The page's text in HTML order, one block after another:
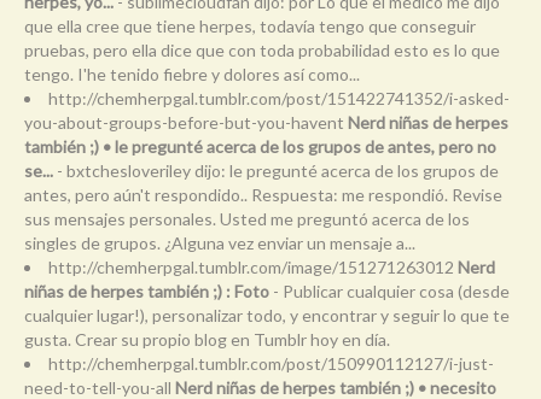
que ella cree que tiene herpes, todavía tengo que conseguir
pruebas, pero ella dice que con toda probabilidad esto es lo que
tengo. I'he tenido fiebre y dolores así como...
http://chemherpgal.tumblr.com/post/151422741352/i-asked-
you-about-groups-before-but-you-havent Nerd niñas de herpes
también ;) • le pregunté acerca de los grupos de antes, pero no
se... - bxtchesloveriley dijo: le pregunté acerca de los grupos de
antes, pero aún't respondido.. Respuesta: me respondió. Revise
sus mensajes personales. Usted me preguntó acerca de los
singles de grupos. ¿Alguna vez enviar un mensaje a...
http://chemherpgal.tumblr.com/image/151271263012 Nerd
niñas de herpes también ;) : Foto - Publicar cualquier cosa (desde
cualquier lugar!), personalizar todo, y encontrar y seguir lo que te
gusta. Crear su propio blog en Tumblr hoy en día.
http://chemherpgal.tumblr.com/post/150990112127/i-just-
need-to-tell-you-all Nerd niñas de herpes también ;) • necesito